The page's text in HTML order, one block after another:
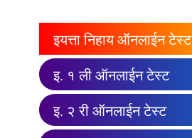
इयत्ता निहाय ऑनलाईन टेस्ट
इ. १ ली ऑनलाईन टेस्ट
इ. २ री ऑनलाईन टेस्ट